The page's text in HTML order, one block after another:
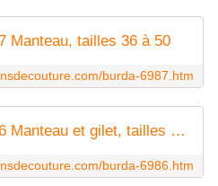
Manteau, tailles 36 à 50
burda-6987.htm
Patron Burda 6986 6986 Manteau et gilet, tailles 36 à 46
burda-6986.htm